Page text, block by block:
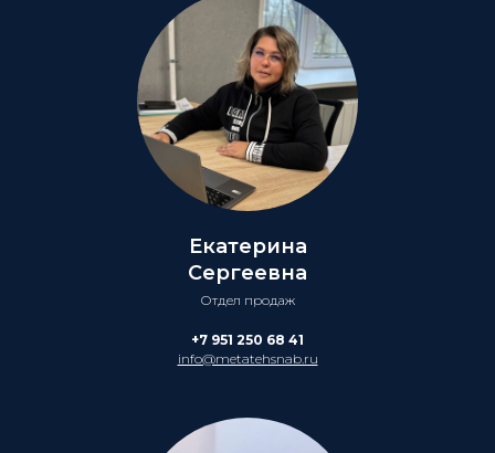
Екатерина
Сергеевна
Отдел продаж
+7 951 250 68 41
info@metatehsnab.ru